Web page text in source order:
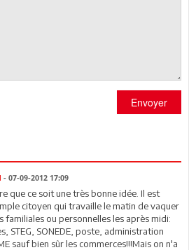
Envoyer
- 07-09-2012 17:09
que ce soit une très bonne idée. Il est
citoyen qui travaille le matin de vaquer
familiales ou personnelles les après midi:
STEG, SONEDE, poste, administration
sauf bien sûr les commerces!!!Mais on n'a